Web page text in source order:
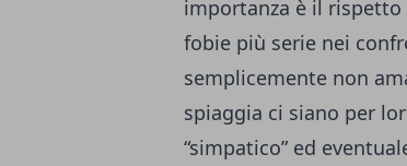
importanza è il
fobie più serie nei
semplicemente non
spiaggia ci siano per
“simpatico” ed